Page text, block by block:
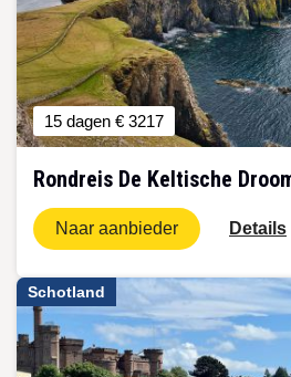
15 dagen € 3217
Rondreis De Keltische
Naar aanbieder Details
Schotland